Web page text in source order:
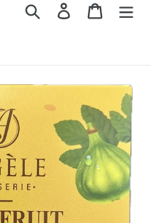
RechercherSe connecter
Panier